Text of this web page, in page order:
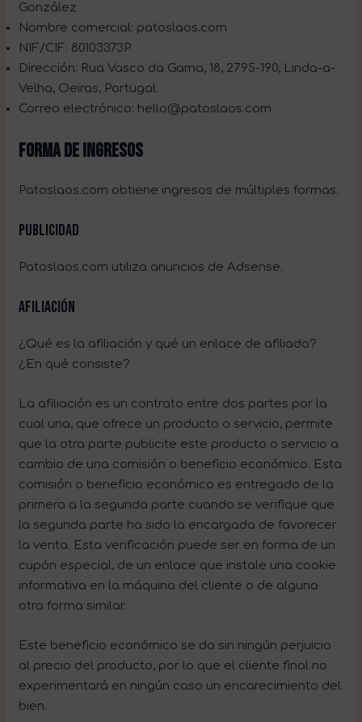
González
Nombre comercial: patoslaos.com
NIF/CIF: 80103373P
Dirección: Rua Vasco da Gama, 18, 2795-190, Linda-a-
Velha, Oeiras, Portugal.
Correo electrónico: hello@patoslaos.com
FORMA DE INGRESOS
Patoslaos.com obtiene ingresos de múltiples formas.
Publicidad
Patoslaos.com utiliza anuncios de Adsense.
Afiliación
¿Qué es la afiliación y qué un enlace de afiliado?
¿En qué consiste?
La afiliación es un contrato entre dos partes por la
cual una, que ofrece un producto o servicio, permite
que la otra parte publicite este producto o servicio a
cambio de una comisión o beneficio económico. Esta
comisión o beneficio económico es entregado de la
primera a la segunda parte cuando se verifique que
la segunda parte ha sido la encargada de favorecer
la venta. Esta verificación puede ser en forma de un
cupón especial, de un enlace que instale una cookie
informativa en la máquina del cliente o de alguna
otra forma similar.
Este beneficio económico se da sin ningún perjuicio
al precio del producto, por lo que el cliente final no
experimentará en ningún caso un encarecimiento del
bien.